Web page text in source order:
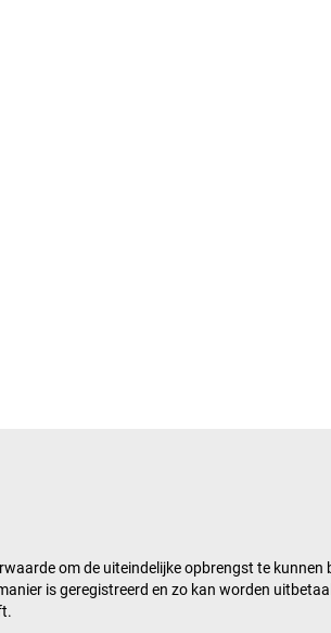
om de uiteindelijke opbrengst te kunnen
is geregistreerd en zo kan worden
.